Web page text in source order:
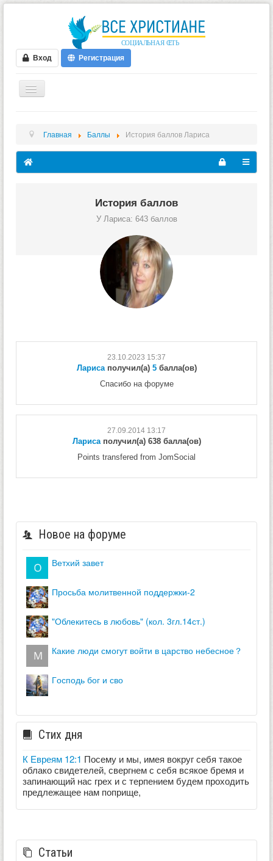
Вход Регистрация
ФОРУМ
ВИДЕО
Главная Баллы История баллов Лариса
История баллов
У Лариса: 643 баллов
23.10.2023 15:37
Ларисаполучил(а) 5балла(ов)
Спасибо на форуме
27.09.2014 13:17
Ларисаполучил(а) 638 балла(ов)
Points transfered from JomSocial
Новое на форуме
ветхий завет
просьба молитвенной поддержки-2
"облекитесь в любовь" (кол. 3гл.14ст.)
какие люди смогут войти в царство небесное？
господь бог и сво
Стих дня
К Евреям 12:1 Посему и мы, имея вокруг себя такое
облако свидетелей, свергнем с себя всякое бремя и
запинающий нас грех и с терпением будем проходить
предлежащее нам поприще,
Статьи